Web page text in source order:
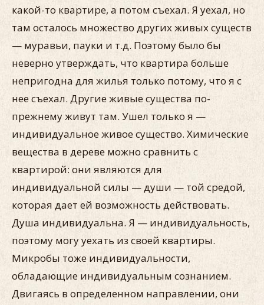
какой-то квартире, а потом съехал. Я уехал, но
там осталось множество других живых существ
— муравьи, пауки и т.д. Поэтому было бы
неверно утверждать, что квартира больше
непригодна для жилья только потому, что я с
нее съехал. Другие живые существа по-
прежнему живут там. Ушел только я —
индивидуальное живое существо. Химические
вещества в дереве можно сравнить с
квартирой: они являются для
индивидуальной силы — души — той средой,
которая дает ей возможность действовать.
Душа индивидуальна. Я — индивидуальность,
поэтому могу уехать из своей квартиры.
Микробы тоже индивидуальности,
обладающие индивидуальным сознанием.
Двигаясь в определенном направлении, они